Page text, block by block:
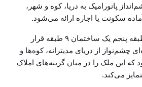
پانورامیک به دریا، کوه و شهر،
سکونت یا اجاره ارائه می‌شود.
این آپارتمان بزرگ در طبقه پنجم یک ساختمان ۹ طبقه قرار
چشم‌نواز از دریای مدیترانه، کوه‌ها و
این ملک را در میان گزینه‌های املاک
می‌کند.